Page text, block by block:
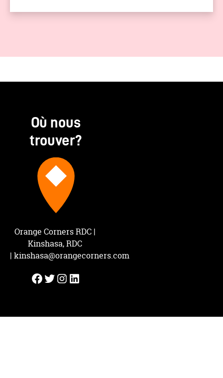
Où nous
trouver?
Orange Corners RDC |
Kinshasa, RDC
| kinshasa@orangecorners.com
Facebook
Twitter
Instagram
LinkedIn